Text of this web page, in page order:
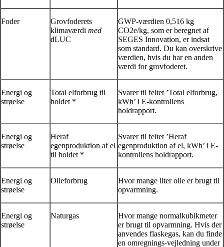
Foder
Grovfoderets
klimaværdi med
dLUC
GWP-værdien 0,516 kg
CO2e/kg, som er beregnet af
SEGES Innovation, er indsat
som standard. Du kan overskrive
værdien, hvis du har en anden
værdi for grovfoderet.
Energi og
strøelse
Total elforbrug til
holdet *
Svarer til feltet ’Total elforbrug,
kWh’ i E-kontrollens
holdrapport.
Energi og
strøelse
Heraf
egenproduktion af el
til holdet *
Svarer til feltet ’Heraf
egenproduktion af el, kWh’ i E-
kontrollens holdrapport.
Energi og
strøelse
Olieforbrug
Hvor mange liter olie er brugt til
opvarmning.
Energi og
strøelse
Naturgas
Hvor mange normalkubikmeter
er brugt til opvarmning. Hvis der
anvendes flaskegas, kan du finde
en omregnings-vejledning under